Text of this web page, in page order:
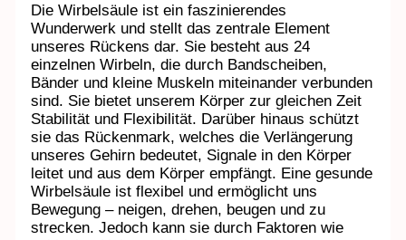
Die Wirbelsäule ist ein faszinierendes
Wunderwerk und stellt das zentrale Element
unseres Rückens dar. Sie besteht aus 24
einzelnen Wirbeln, die durch Bandscheiben,
Bänder und kleine Muskeln miteinander verbunden
sind. Sie bietet unserem Körper zur gleichen Zeit
Stabilität und Flexibilität. Darüber hinaus schützt
sie das Rückenmark, welches die Verlängerung
unseres Gehirn bedeutet, Signale in den Körper
leitet und aus dem Körper empfängt. Eine gesunde
Wirbelsäule ist flexibel und ermöglicht uns
Bewegung – neigen, drehen, beugen und zu
strecken. Jedoch kann sie durch Faktoren wie